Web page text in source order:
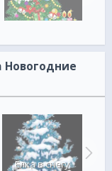
Новогодние
Ёлка в снегу